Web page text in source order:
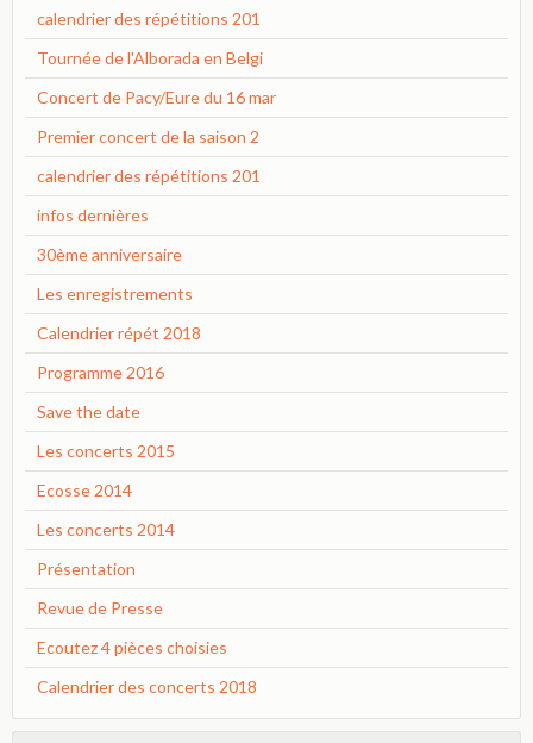
calendrier des répétitions 201
Tournée de l'Alborada en Belgi
Concert de Pacy/Eure du 16 mar
Premier concert de la saison 2
calendrier des répétitions 201
infos dernières
30ème anniversaire
Les enregistrements
Calendrier répét 2018
Programme 2016
Save the date
Les concerts 2015
Ecosse 2014
Les concerts 2014
Présentation
Revue de Presse
Ecoutez 4 pièces choisies
Calendrier des concerts 2018